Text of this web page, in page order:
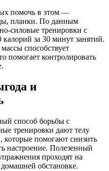
помочь в этом —
планки. По данным
силовые тренировки с
калорий за 30 минут занятий.
способствует
помогает контролировать
и
способ борьбы с
тренировки дают телу
помогают снизить
настроение. Полезенный
проходят на
обстановке.